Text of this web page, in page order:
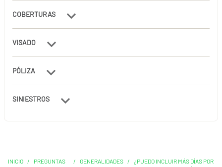
COBERTURAS
VISADO
PÓLIZA
SINIESTROS
INICIO /
PREGUNTAS
/ GENERALIDADES /
¿PUEDO INCLUIR MÁS DÍAS POR